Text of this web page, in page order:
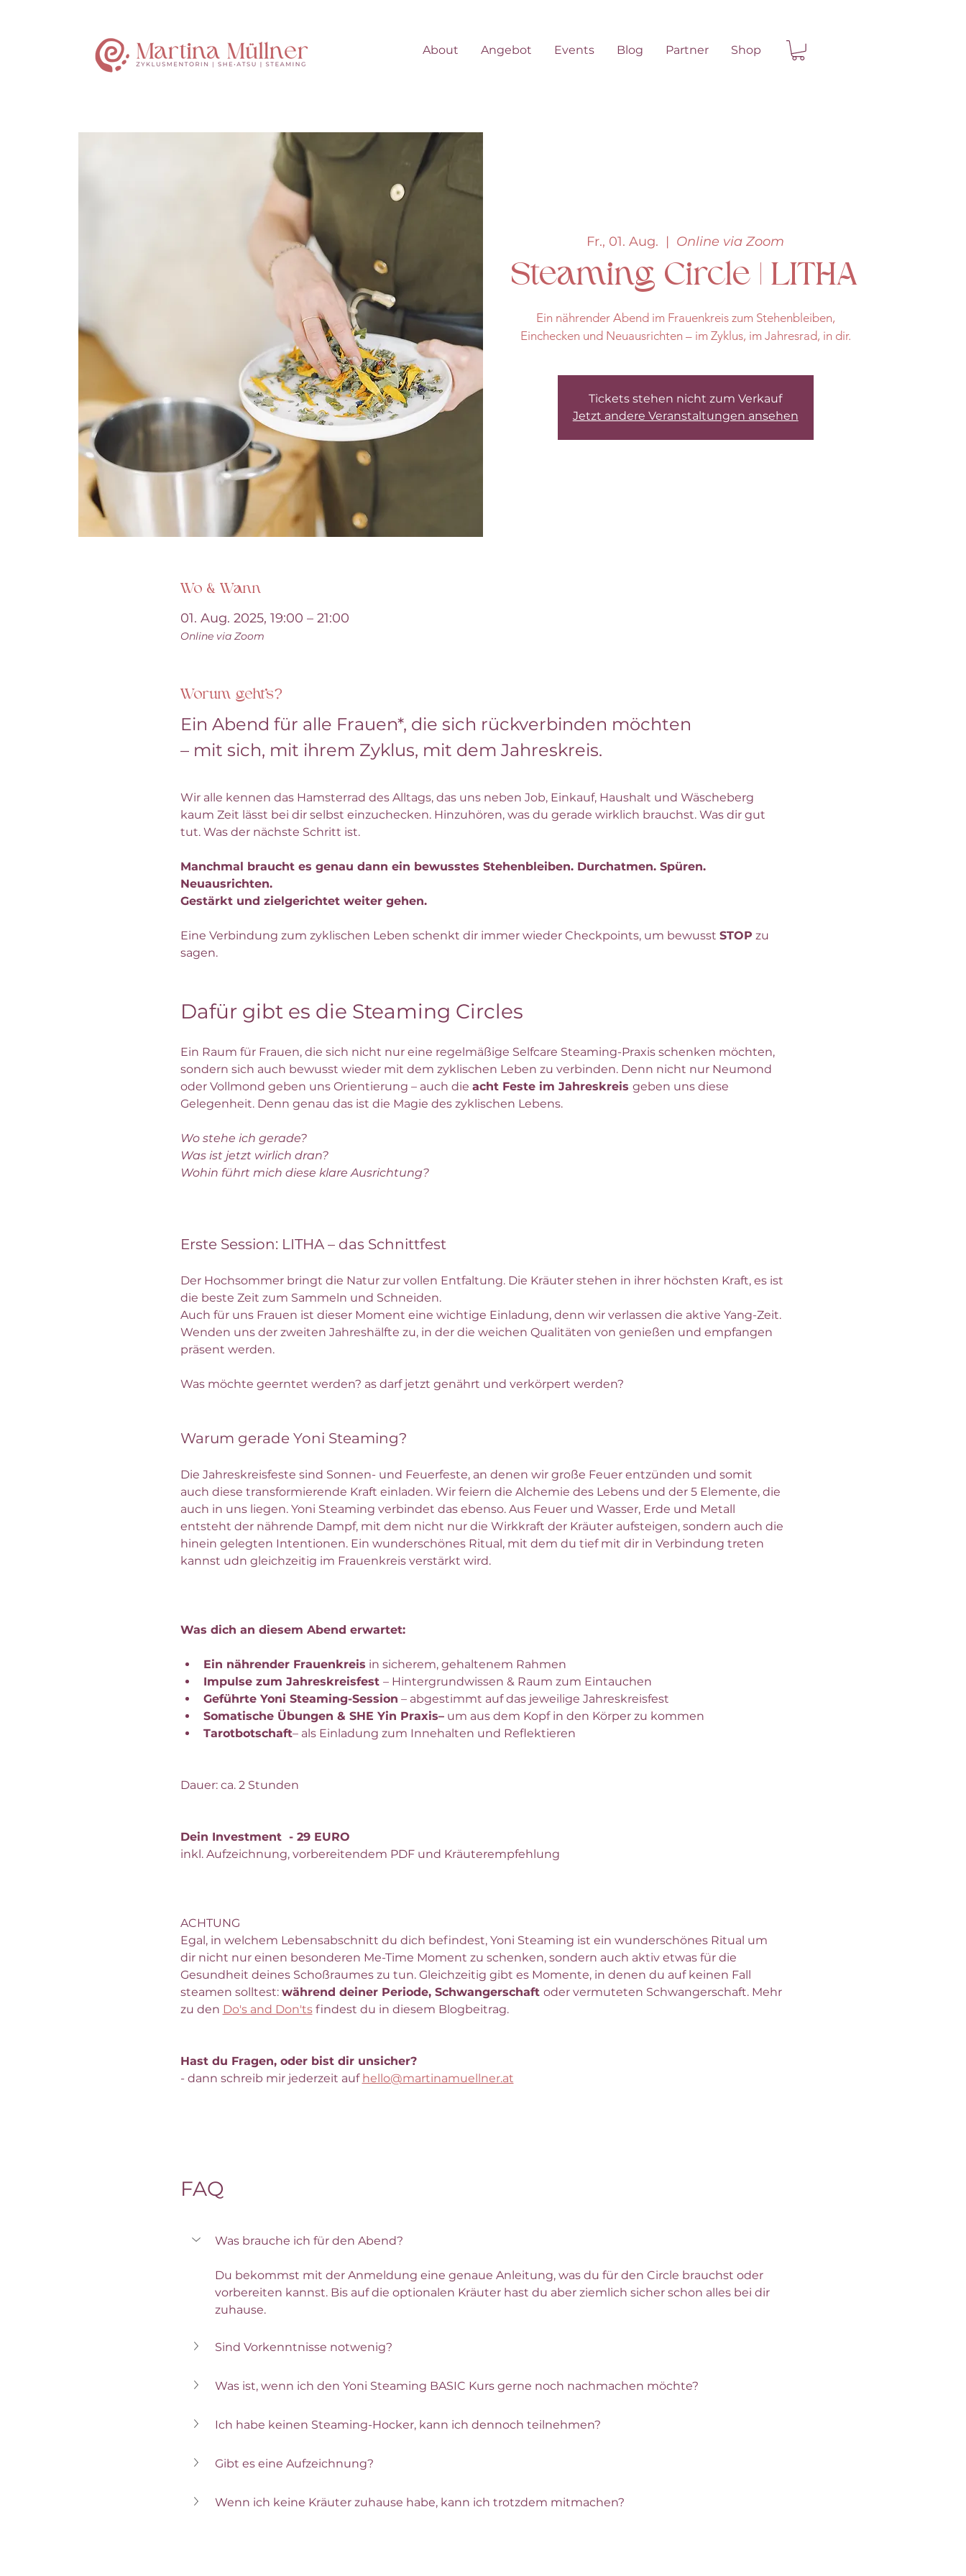
About Angebot Events Blog Partner Shop
Fr., 01. Aug.
  |
Online via Zoom
Steaming Circle | LITHA
Ein nährender Abend im Frauenkreis zum Stehenbleiben,
Einchecken und Neuausrichten – im Zyklus, im Jahresrad, in dir.
Tickets stehen nicht zum Verkauf
Jetzt andere Veranstaltungen ansehen
Wo & Wann
01. Aug. 2025, 19:00 – 21:00
Online via Zoom
Worum geht's?
Ein Abend für alle Frauen*, die sich rückverbinden möchten
– mit sich, mit ihrem Zyklus, mit dem Jahreskreis.
Wir alle kennen das Hamsterrad des Alltags, das uns neben Job, Einkauf, Haushalt und Wäscheberg
kaum Zeit lässt bei dir selbst einzuchecken. Hinzuhören, was du gerade wirklich brauchst. Was dir gut
tut. Was der nächste Schritt ist.
Manchmal braucht es genau dann ein bewusstes Stehenbleiben. Durchatmen. Spüren.
Neuausrichten.
Gestärkt und zielgerichtet weiter gehen.
Eine Verbindung zum zyklischen Leben schenkt dir immer wieder Checkpoints, um bewusst STOP zu
sagen.
Dafür gibt es die Steaming Circles
Ein Raum für Frauen, die sich nicht nur eine regelmäßige Selfcare Steaming-Praxis schenken möchten,
sondern sich auch bewusst wieder mit dem zyklischen Leben zu verbinden. Denn nicht nur Neumond
oder Vollmond geben uns Orientierung – auch die acht Feste im Jahreskreis geben uns diese
Gelegenheit. Denn genau das ist die Magie des zyklischen Lebens.
Wo stehe ich gerade?
Was ist jetzt wirlich dran?
Wohin führt mich diese klare Ausrichtung?
Erste Session: LITHA – das Schnittfest
Der Hochsommer bringt die Natur zur vollen Entfaltung. Die Kräuter stehen in ihrer höchsten Kraft, es ist
die beste Zeit zum Sammeln und Schneiden.
Auch für uns Frauen ist dieser Moment eine wichtige Einladung, denn wir verlassen die aktive Yang-Zeit.
Wenden uns der zweiten Jahreshälfte zu, in der die weichen Qualitäten von genießen und empfangen
präsent werden.
Was möchte geerntet werden? as darf jetzt genährt und verkörpert werden?
Warum gerade Yoni Steaming?
Die Jahreskreisfeste sind Sonnen- und Feuerfeste, an denen wir große Feuer entzünden und somit
auch diese transformierende Kraft einladen. Wir feiern die Alchemie des Lebens und der 5 Elemente, die
auch in uns liegen. Yoni Steaming verbindet das ebenso. Aus Feuer und Wasser, Erde und Metall
entsteht der nährende Dampf, mit dem nicht nur die Wirkkraft der Kräuter aufsteigen, sondern auch die
hinein gelegten Intentionen. Ein wunderschönes Ritual, mit dem du tief mit dir in Verbindung treten
kannst udn gleichzeitig im Frauenkreis verstärkt wird.
Was dich an diesem Abend erwartet:
Ein nährender Frauenkreis in sicherem, gehaltenem Rahmen
Impulse zum Jahreskreisfest – Hintergrundwissen & Raum zum Eintauchen
Geführte Yoni Steaming-Session – abgestimmt auf das jeweilige Jahreskreisfest
Somatische Übungen & SHE Yin Praxis– um aus dem Kopf in den Körper zu kommen
Tarotbotschaft– als Einladung zum Innehalten und Reflektieren
Dauer: ca. 2 Stunden
Dein Investment  - 29 EURO
inkl. Aufzeichnung, vorbereitendem PDF und Kräuterempfehlung
ACHTUNG
Egal, in welchem Lebensabschnitt du dich befindest, Yoni Steaming ist ein wunderschönes Ritual um
dir nicht nur einen besonderen Me-Time Moment zu schenken, sondern auch aktiv etwas für die
Gesundheit deines Schoßraumes zu tun. Gleichzeitig gibt es Momente, in denen du auf keinen Fall
steamen solltest: während deiner Periode, Schwangerschaft oder vermuteten Schwangerschaft. Mehr
zu den Do's and Don'ts findest du in diesem Blogbeitrag.
Hast du Fragen, oder bist dir unsicher?
- dann schreib mir jederzeit auf hello@martinamuellner.at
FAQ
Was brauche ich für den Abend?
Du bekommst mit der Anmeldung eine genaue Anleitung, was du für den Circle brauchst oder
vorbereiten kannst. Bis auf die optionalen Kräuter hast du aber ziemlich sicher schon alles bei dir
zuhause.
Sind Vorkenntnisse notwenig?
Was ist, wenn ich den Yoni Steaming BASIC Kurs gerne noch nachmachen möchte?
Ich habe keinen Steaming-Hocker, kann ich dennoch teilnehmen?
Gibt es eine Aufzeichnung?
Wenn ich keine Kräuter zuhause habe, kann ich trotzdem mitmachen?